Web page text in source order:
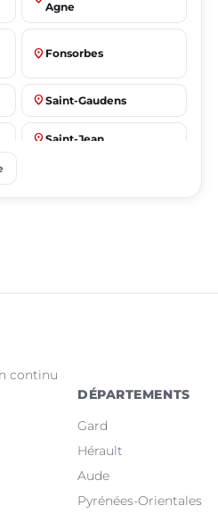
Agne
place Fonsorbes
place Saint-Gaudens
place Saint-Jean
continu
DÉPARTEMENTS
Gard
Hérault
Aude
Pyrénées-Orientales